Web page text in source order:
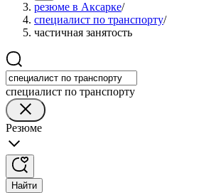
резюме в Аксарке/
специалист по транспорту/
частичная занятость
специалист по транспорту
Резюме
Найти